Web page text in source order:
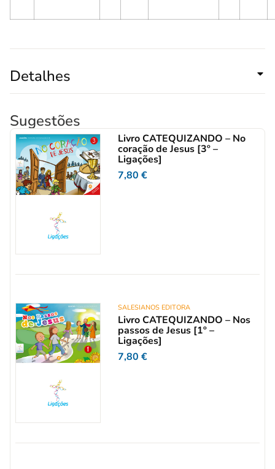
Detalhes
Sugestões
Livro CATEQUIZANDO – No
coração de Jesus [3º –
Ligações]
7,80€
SALESIANOS EDITORA
Livro CATEQUIZANDO – Nos
passos de Jesus [1º –
Ligações]
7,80€